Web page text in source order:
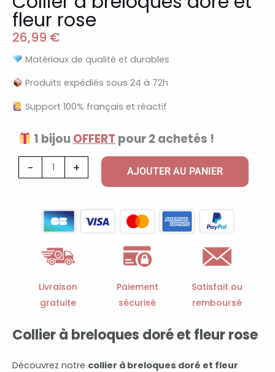
fleur rose
26,99 €
Matériaux de qualité et durables
Produits expédiés sous 24 à 72h
Support 100% français et réactif
1 bijouOFFERT pour 2 achetés !
-
quantité
de
breloques
+ AJOUTER AU PANIER
Livraison
gratuite
Paiement
sécurisé
Satisfait ou
remboursé
Collier à breloques doré et fleur rose
Découvrez notre collier à breloques doré et fleur